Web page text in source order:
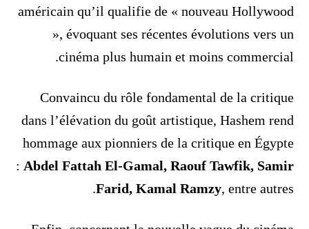
américain qu’il qualifie de « nouveau Hollywood
», évoquant ses récentes évolutions vers un
cinéma plus humain et moins commercial.
Convaincu du rôle fondamental de la critique
dans l’élévation du goût artistique, Hashem rend
hommage aux pionniers de la critique en Égypte
: Abdel Fattah El-Gamal, Raouf Tawfik, Samir
Farid, Kamal Ramzy, entre autres.